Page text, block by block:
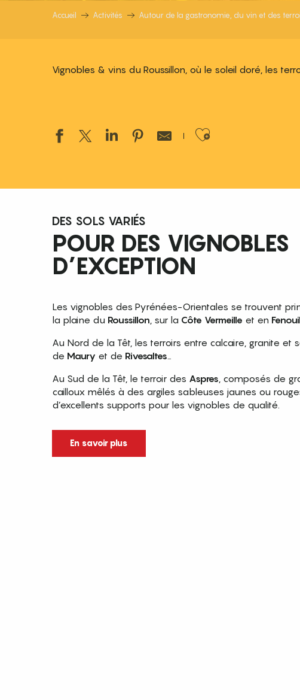
Accueil Activités Autour de la gastronomie, du vin et des
Vignobles & vins du Roussillon, où le soleil doré, les
Ajouter
DES SOLS VARIÉS
POUR DES VIGNOBLES
D’EXCEPTION
Les vignobles des Pyrénées-Orientales se trouvent
la plaine du Roussillon, sur la Côte Vermeille et en
Au Nord de la Têt, les terroirs entre calcaire, granite et
de Maury et de Rivesaltes…
Au Sud de la Têt, le terroir des Aspres, composés de
cailloux mêlés à des argiles sableuses jaunes ou
d’excellents supports pour les vignobles de qualité.
En savoir plus